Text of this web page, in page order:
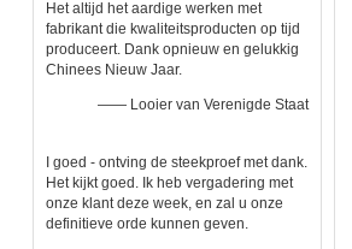
Het altijd het aardige werken met
fabrikant die kwaliteitsproducten op tijd
produceert. Dank opnieuw en gelukkig
Chinees Nieuw Jaar.
—— Looier van Verenigde Staat
I goed - ontving de steekproef met dank.
Het kijkt goed. Ik heb vergadering met
onze klant deze week, en zal u onze
definitieve orde kunnen geven.